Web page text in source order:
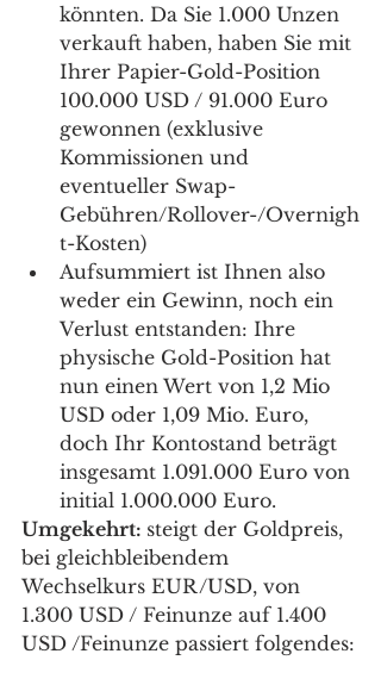
könnten. Da Sie 1.000 Unzen
verkauft haben, haben Sie mit
Ihrer Papier-Gold-Position
100.000 USD / 91.000 Euro
gewonnen (exklusive
Kommissionen und
eventueller Swap-
Gebühren/Rollover-/Overnigh
t-Kosten)
Aufsummiert ist Ihnen also
weder ein Gewinn, noch ein
Verlust entstanden: Ihre
physische Gold-Position hat
nun einen Wert von 1,2 Mio
USD oder 1,09 Mio. Euro,
doch Ihr Kontostand beträgt
insgesamt 1.091.000 Euro von
initial 1.000.000 Euro.
Umgekehrt: steigt der Goldpreis,
bei gleichbleibendem
Wechselkurs EUR/USD, von
1.300 USD / Feinunze auf 1.400
USD /Feinunze passiert folgendes: